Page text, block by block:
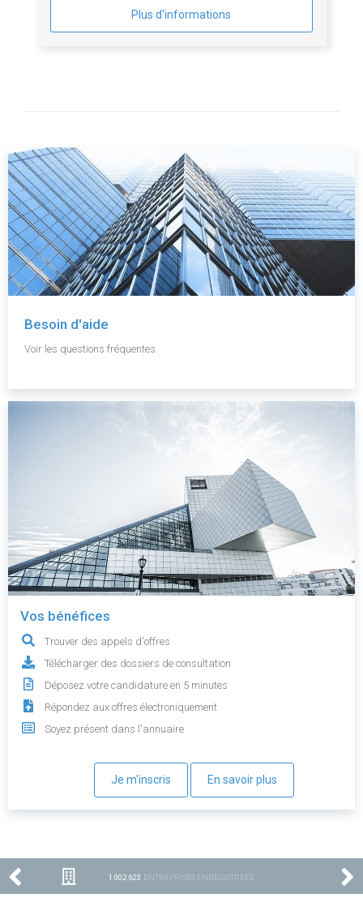
Plus d'informations
Besoin d'aide
Voir les questions fréquentes.
Vos bénéfices
Trouver des appels d'offres
Télécharger des dossiers de consultation
Déposez votre candidature en 5 minutes
Répondez aux offres électroniquement
Soyez présent dans l'annuaire
Je m'inscris En savoir plus
1 002 623 ENTREPRISES ENREGISTRÉES